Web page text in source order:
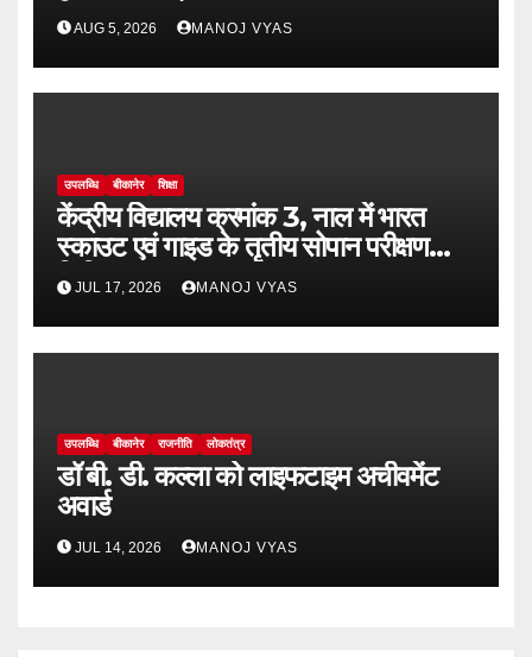
दिवस का आयोजन
AUG 5, 2026 MANOJ VYAS
उपलब्धि बीकानेर शिक्षा
केंद्रीय विद्यालय क्रमांक 3, नाल में भारत
स्काउट एवं गाइड के तृतीय सोपान परीक्षण
शिविर-2026 का भव्य शुभारंभ
JUL 17, 2026 MANOJ VYAS
उपलब्धि बीकानेर राजनीति लोकतंत्र
डॉ बी. डी. कल्ला को लाइफटाइम अचीवमेंट
अवार्ड
JUL 14, 2026 MANOJ VYAS